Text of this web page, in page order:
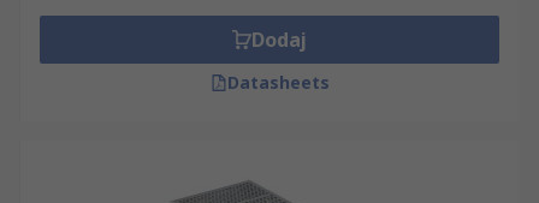
Dodaj
Datasheets